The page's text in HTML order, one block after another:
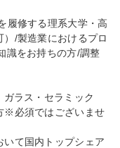
履修する理系大学・高
/製造業におけるプロ
識をお持ちの方/調整
ガラス・セラミック
※必須ではございませ
いて国内トップシェア